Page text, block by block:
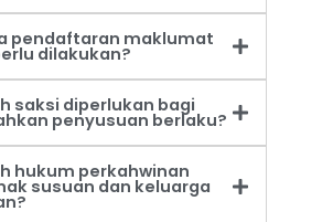
pendaftaran maklumat
dilakukan?
saksi diperlukan bagi
penyusuan berlaku?
hukum perkahwinan
susuan dan keluarga